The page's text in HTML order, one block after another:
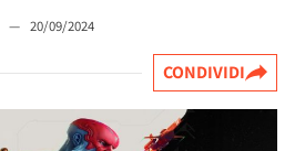
— 20/09/2024
CONDIVIDI